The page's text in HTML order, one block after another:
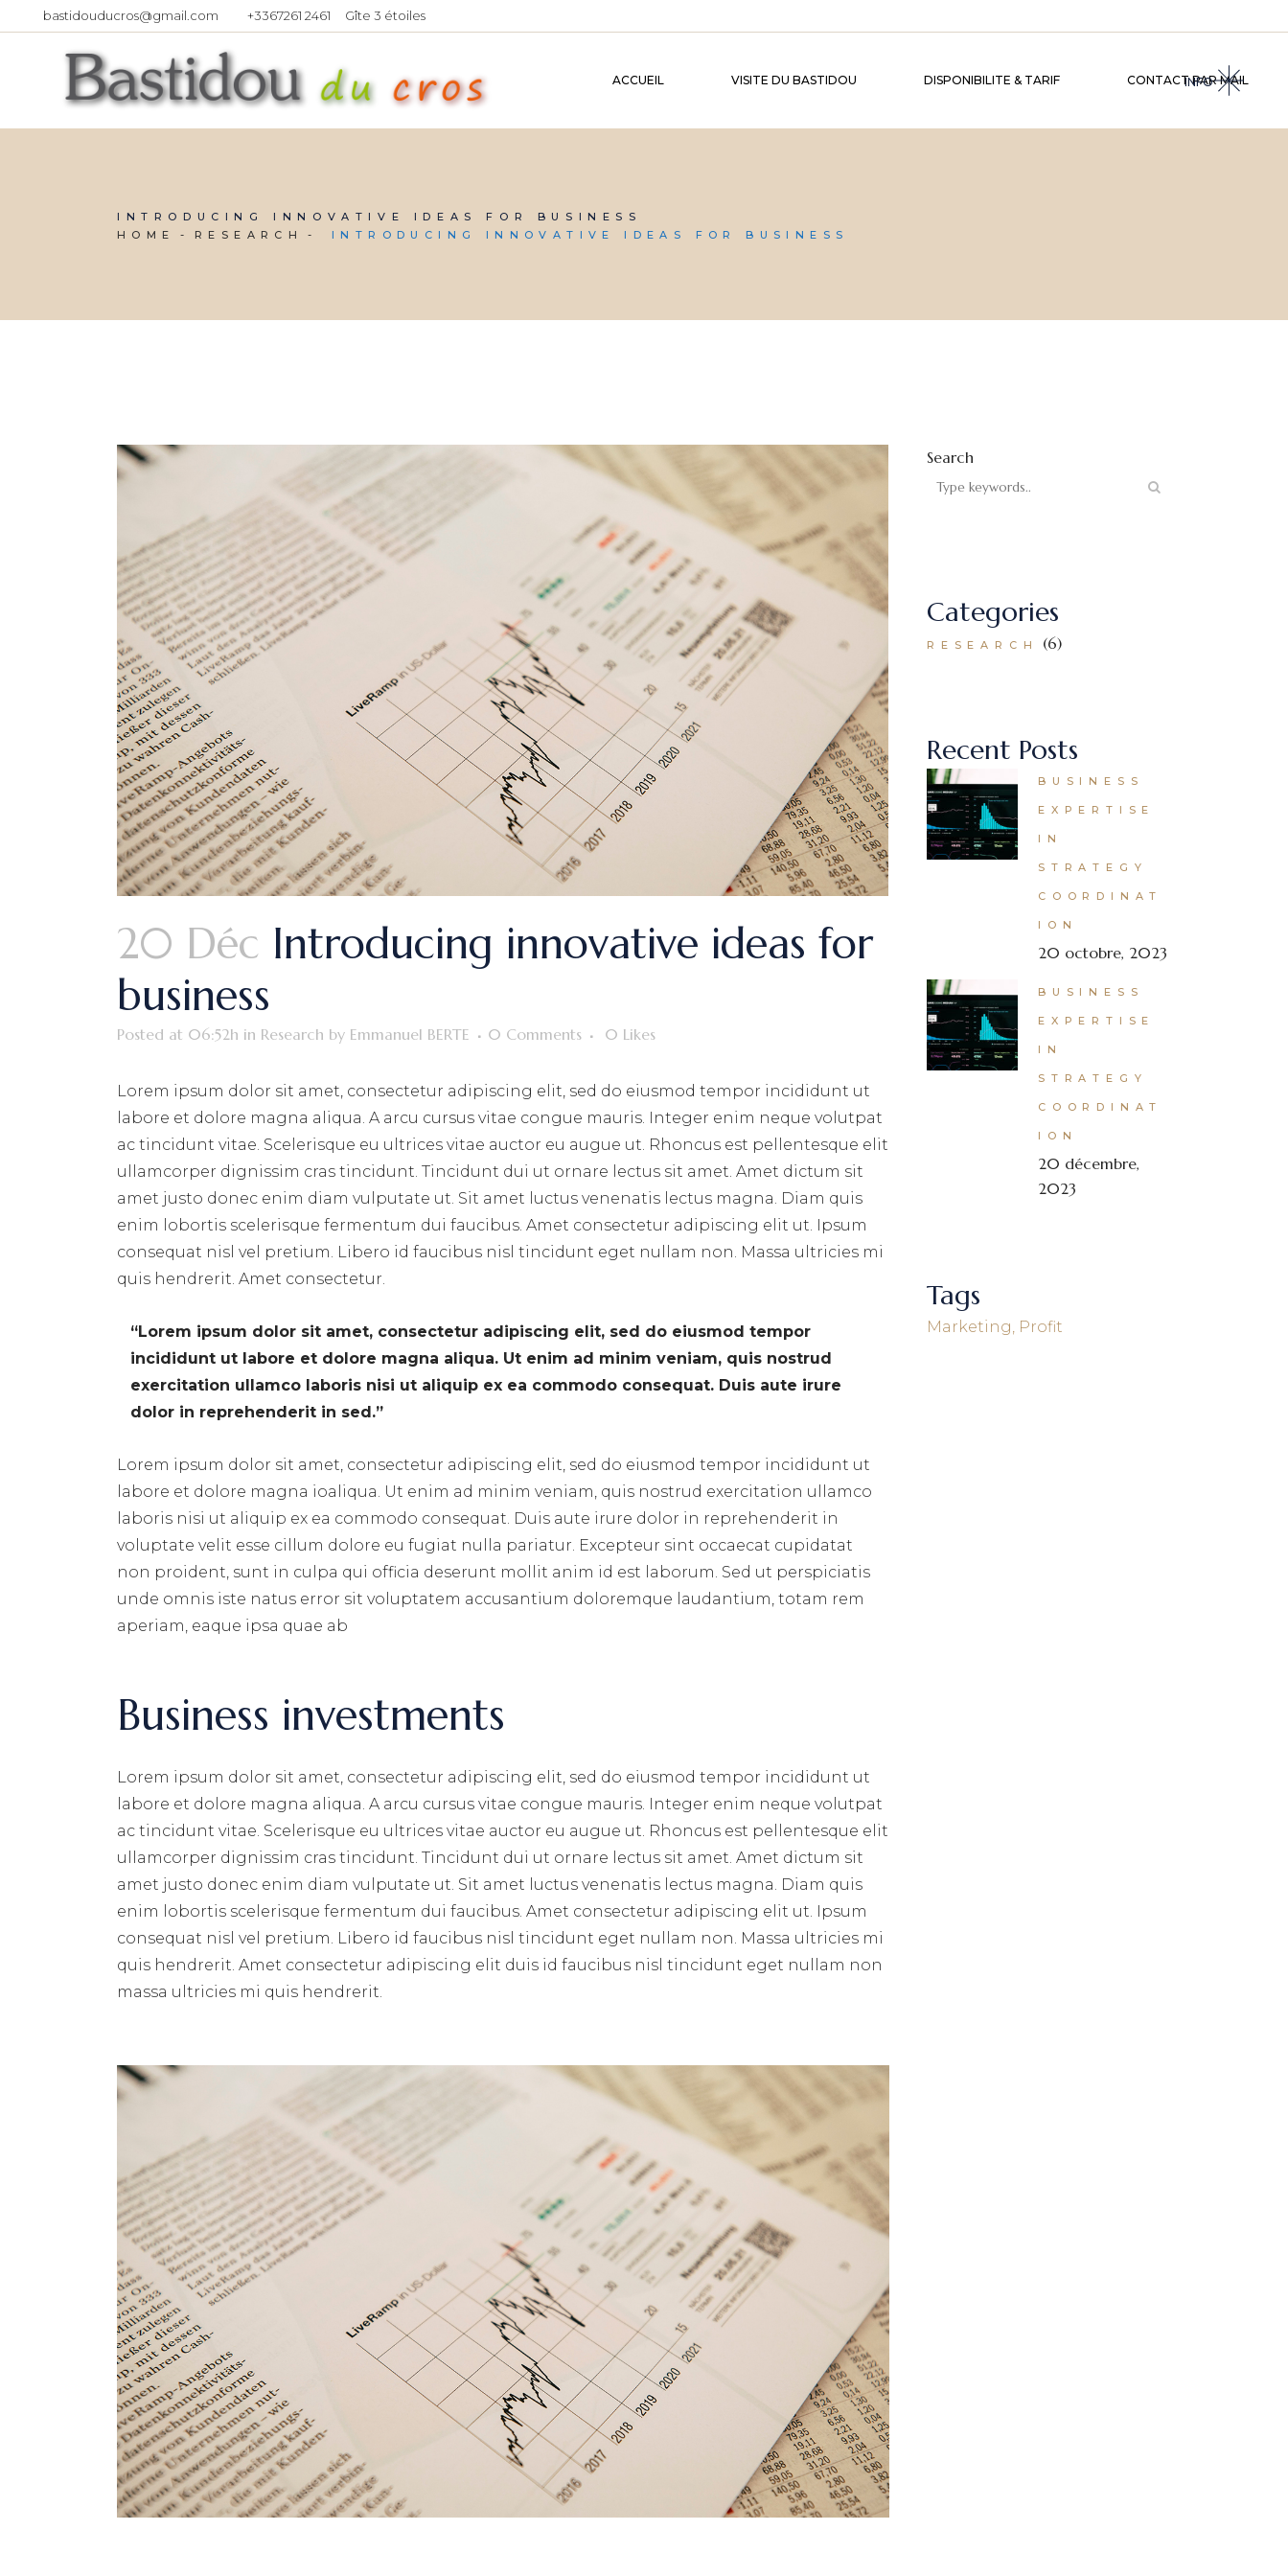
bastidouducros@gmail.com +3367261 2461 Gîte 3 étoiles
INFO
ACCUEIL VISITE DU BASTIDOU DISPONIBILITE & TARIF CONTACT PAR MAIL
INTRODUCING INNOVATIVE IDEAS FOR BUSINESS
HOME
RESEARCH INTRODUCING INNOVATIVE IDEAS FOR BUSINESS
20 Déc Introducing innovative ideas for
business
Posted at 06:52h in Research by Emmanuel BERTE 0 Comments 0 Likes
Lorem ipsum dolor sit amet, consectetur adipiscing elit, sed do eiusmod tempor incididunt ut
labore et dolore magna aliqua. A arcu cursus vitae congue mauris. Integer enim neque volutpat
ac tincidunt vitae. Scelerisque eu ultrices vitae auctor eu augue ut. Rhoncus est pellentesque elit
ullamcorper dignissim cras tincidunt. Tincidunt dui ut ornare lectus sit amet. Amet dictum sit
amet justo donec enim diam vulputate ut. Sit amet luctus venenatis lectus magna. Diam quis
enim lobortis scelerisque fermentum dui faucibus. Amet consectetur adipiscing elit ut. Ipsum
consequat nisl vel pretium. Libero id faucibus nisl tincidunt eget nullam non. Massa ultricies mi
quis hendrerit. Amet consectetur.
“Lorem ipsum dolor sit amet, consectetur adipiscing elit, sed do eiusmod tempor
incididunt ut labore et dolore magna aliqua. Ut enim ad minim veniam, quis nostrud
exercitation ullamco laboris nisi ut aliquip ex ea commodo consequat. Duis aute irure
dolor in reprehenderit in sed.”
Lorem ipsum dolor sit amet, consectetur adipiscing elit, sed do eiusmod tempor incididunt ut
labore et dolore magna ioaliqua. Ut enim ad minim veniam, quis nostrud exercitation ullamco
laboris nisi ut aliquip ex ea commodo consequat. Duis aute irure dolor in reprehenderit in
voluptate velit esse cillum dolore eu fugiat nulla pariatur. Excepteur sint occaecat cupidatat
non proident, sunt in culpa qui officia deserunt mollit anim id est laborum. Sed ut perspiciatis
unde omnis iste natus error sit voluptatem accusantium doloremque laudantium, totam rem
aperiam, eaque ipsa quae ab
Business investments
Lorem ipsum dolor sit amet, consectetur adipiscing elit, sed do eiusmod tempor incididunt ut
labore et dolore magna aliqua. A arcu cursus vitae congue mauris. Integer enim neque volutpat
ac tincidunt vitae. Scelerisque eu ultrices vitae auctor eu augue ut. Rhoncus est pellentesque elit
ullamcorper dignissim cras tincidunt. Tincidunt dui ut ornare lectus sit amet. Amet dictum sit
amet justo donec enim diam vulputate ut. Sit amet luctus venenatis lectus magna. Diam quis
enim lobortis scelerisque fermentum dui faucibus. Amet consectetur adipiscing elit ut. Ipsum
consequat nisl vel pretium. Libero id faucibus nisl tincidunt eget nullam non. Massa ultricies mi
quis hendrerit. Amet consectetur adipiscing elit duis id faucibus nisl tincidunt eget nullam non
massa ultricies mi quis hendrerit.
Search
Categories
RESEARCH (6)
Recent Posts
BUSINESS
EXPERTISE
IN
STRATEGY
COORDINAT
ION
20 octobre, 2023
BUSINESS
EXPERTISE
IN
STRATEGY
COORDINAT
ION
20 décembre,
2023
Tags
Marketing Profit